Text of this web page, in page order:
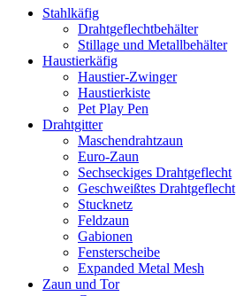
Stahlkäfig
Drahtgeflechtbehälter
Stillage und Metallbehälter
Haustierkäfig
Haustier-Zwinger
Haustierkiste
Pet Play Pen
Drahtgitter
Maschendrahtzaun
Euro-Zaun
Sechseckiges Drahtgeflecht
Geschweißtes Drahtgeflecht
Stucknetz
Feldzaun
Gabionen
Fensterscheibe
Expanded Metal Mesh
Zaun und Tor